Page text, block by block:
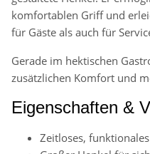
komfortablen Griff und
für Gäste als auch für
Gerade im hektischen
zusätzlichen Komfort und
Eigenschaften &
Zeitloses,